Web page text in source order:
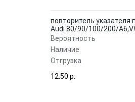
повторитель
Audi 80/90/100/200/
Вероятность
Наличие
Отгрузка
12.50 p.